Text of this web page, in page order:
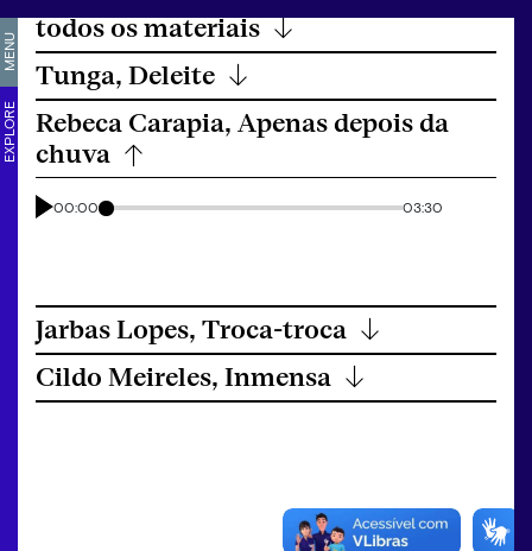
MENU
EXPLORE
todos os materiais↓
Tunga, Deleite ↓
Rebeca Carapia, Apenas depois da
chuva ↓
00:00 03:30
Jarbas Lopes, Troca-troca ↓
Cildo Meireles, Inmensa ↓